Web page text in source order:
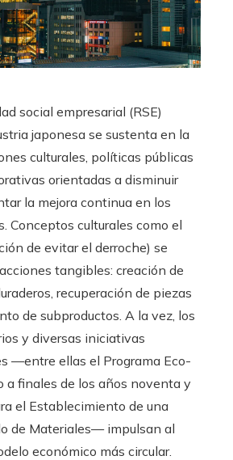
social empresarial (RSE)
japonesa se sustenta en la
culturales, políticas públicas
orientadas a disminuir
la mejora continua en los
Conceptos culturales como el
de evitar el derroche) se
tangibles: creación de
recuperación de piezas
de subproductos. A la vez, los
y diversas iniciativas
—entre ellas el Programa Eco-
a finales de los años noventa y
el Establecimiento de una
de Materiales— impulsan al
económico más circular.